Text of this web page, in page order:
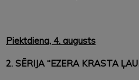
Piektdiena, 4. augusts
2. SĒRIJA “EZERA KRASTA